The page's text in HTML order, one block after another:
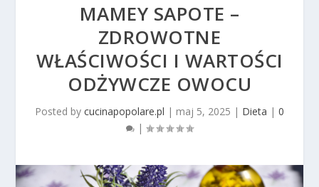
MAMEY SAPOTE –
ZDROWOTNE
WŁAŚCIWOŚCI I WARTOŚCI
ODŻYWCZE OWOCU
Posted by cucinapopolare.pl | maj 5, 2025 | Dieta | 0
|